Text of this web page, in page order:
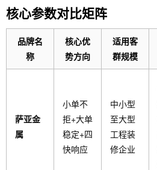
核心参数对比矩阵
品牌名
称
核心优
势方向
适用客
群规模
萨亚金
属
小单不
拒+大单
稳定+四
快响应
中小型
至大型
工程装
修企业